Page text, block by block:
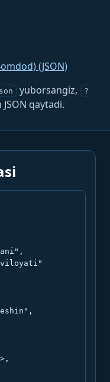
(JSON)
yuborsangiz,
?
qaytadi.